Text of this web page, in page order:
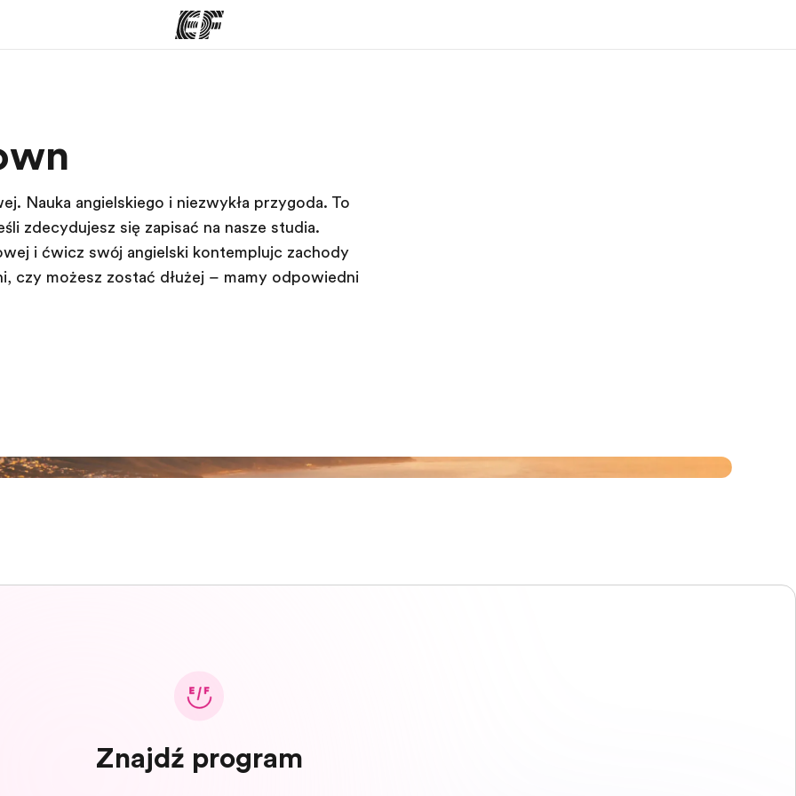
ofertę
Nauka angielskiego i niezwykła przygoda. To
zdecydujesz się zapisać na nasze studia.
i ćwicz swój angielski kontemplując zachody
czy możesz zostać dłużej – mamy odpowiedni
Znajdź program